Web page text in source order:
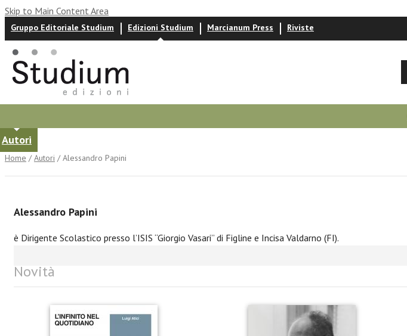
Skip to Main Content Area
Gruppo Editoriale Studium Edizioni Studium Marcianum Press Riviste
Autori
Home /Autori / Alessandro Papini
Alessandro Papini
è Dirigente Scolastico presso l’ISIS “Giorgio Vasari” di Figline e Incisa Valdarno (FI).
Novità